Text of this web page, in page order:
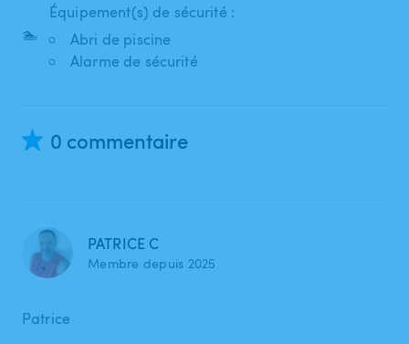
🏊
Équipement(s) de sécurité :
Abri de piscine
Alarme de sécurité
0 commentaire
PATRICE C
Membre depuis 2025
Patrice